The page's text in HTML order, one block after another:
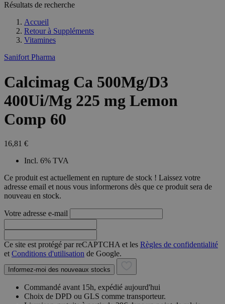
Résultats de recherche
Accueil
Retour à Suppléments
Vitamines
Sanifort Pharma
Calcimag Ca 500Mg/D3
400Ui/Mg 225 mg Lemon
Comp 60
16,81 €
Incl. 6% TVA
Ce produit est actuellement en rupture de stock ! Laissez votre
adresse email et nous vous informerons dès que ce produit sera de
nouveau en stock.
Votre adresse e-mail
Ce site est protégé par reCAPTCHA et les Règles de confidentialité
et Conditions d'utilisation de Google.
Informez-moi des nouveaux stocks
Commandé avant 15h, expédié aujourd'hui
Choix de DPD ou GLS comme transporteur.